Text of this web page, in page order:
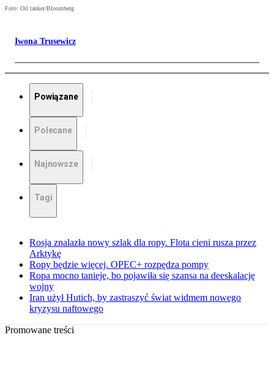
Foto: Oil tanker/Bloomberg
Iwona Trusewicz
Powiązane
Polecane
Najnowsze
Tagi
Rosja znalazła nowy szlak dla ropy. Flota cieni rusza przez
Arktykę
Ropy będzie więcej. OPEC+ rozpędza pompy
Ropa mocno tanieje, bo pojawiła się szansa na deeskalację
wojny
Iran użył Hutich, by zastraszyć świat widmem nowego
kryzysu naftowego
Promowane treści